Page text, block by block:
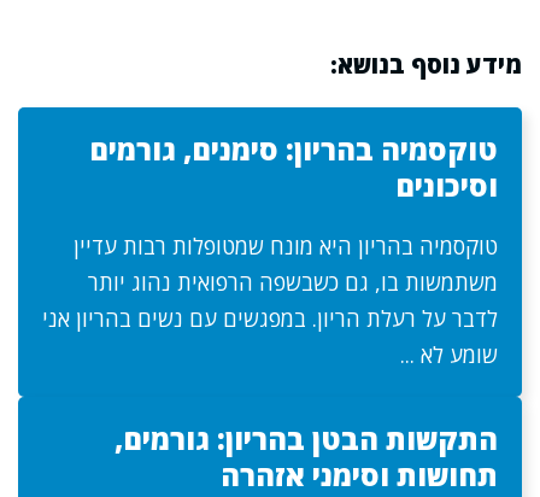
מידע נוסף בנושא:
טוקסמיה בהריון: סימנים, גורמים
וסיכונים
טוקסמיה בהריון היא מונח שמטופלות רבות עדיין
משתמשות בו, גם כשבשפה הרפואית נהוג יותר
לדבר על רעלת הריון. במפגשים עם נשים בהריון אני
שומע לא ...
התקשות הבטן בהריון: גורמים,
תחושות וסימני אזהרה